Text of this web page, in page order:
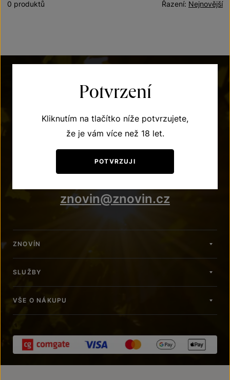
Nejnovější
Řazení:
0 produktů
POTŘEBUJETE PORADIT?
+420 515 266 620
znovin@znovin.cz
ZNOVÍN
SLUŽBY
VŠE O NÁKUPU
Potvrzení
Kliknutím na tlačítko níže potvrzujete,
že je vám více než 18 let.
POTVRZUJI